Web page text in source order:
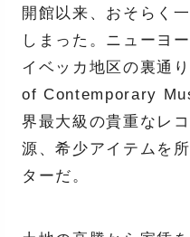
開館以来、おそらく
しまった。ニューヨ
イベッカ地区の裏通
of Contemporary
界最大級の貴重なレ
源、希少アイテムを
ターだ。